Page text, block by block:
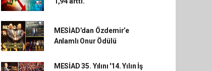
MESİAD’dan Özdemir’e
Anlamlı Onur Ödülü
MESİAD 35. Yılını '14. Yılın İş